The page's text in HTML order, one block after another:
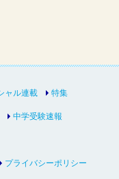
ャル連載 特集
中学受験速報
プライバシーポリシー